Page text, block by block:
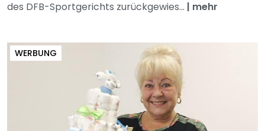
des DFB-Sportgerichts zurückgewies... | mehr
WERBUNG